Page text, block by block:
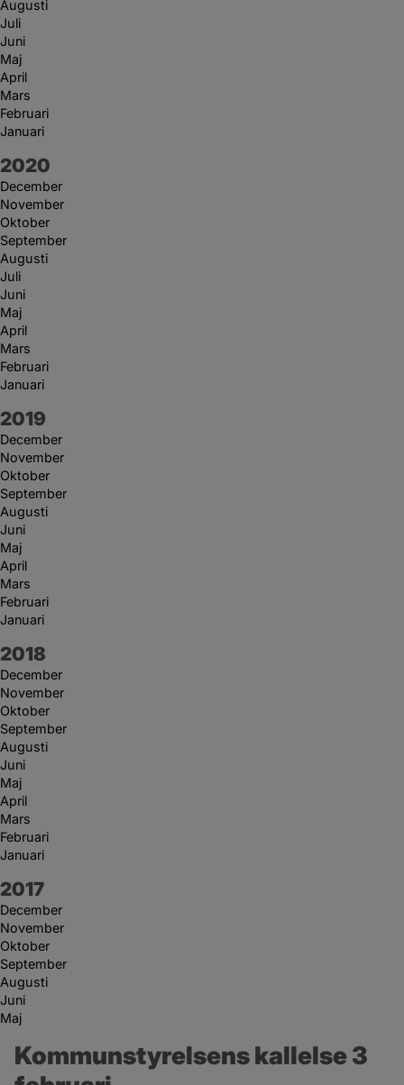
Augusti
Juli
Juni
Maj
April
Mars
Februari
Januari
År:
2020
December
November
Oktober
September
Augusti
Juli
Juni
Maj
April
Mars
Februari
Januari
År:
2019
December
November
Oktober
September
Augusti
Juni
Maj
April
Mars
Februari
Januari
År:
2018
December
November
Oktober
September
Augusti
Juni
Maj
April
Mars
Februari
Januari
År:
2017
December
November
Oktober
September
Augusti
Juni
Maj
Kommunstyrelsens kallelse 3